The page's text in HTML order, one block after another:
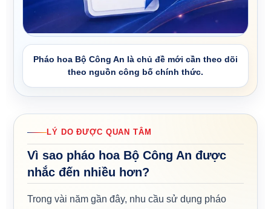
Pháo hoa Bộ Công An là chủ đề mới cần theo dõi
theo nguồn công bố chính thức.
LÝ DO ĐƯỢC QUAN TÂM
Vì sao pháo hoa Bộ Công An được
nhắc đến nhiều hơn?
Trong vài năm gần đây, nhu cầu sử dụng pháo